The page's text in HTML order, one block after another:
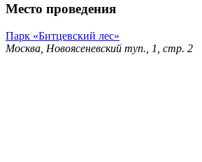
Место проведения
Парк «Битцевский лес»
Москва, Новоясеневский туп., 1, стр. 2